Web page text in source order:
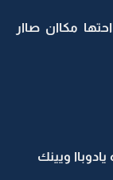
مكاان صاار
ويينك